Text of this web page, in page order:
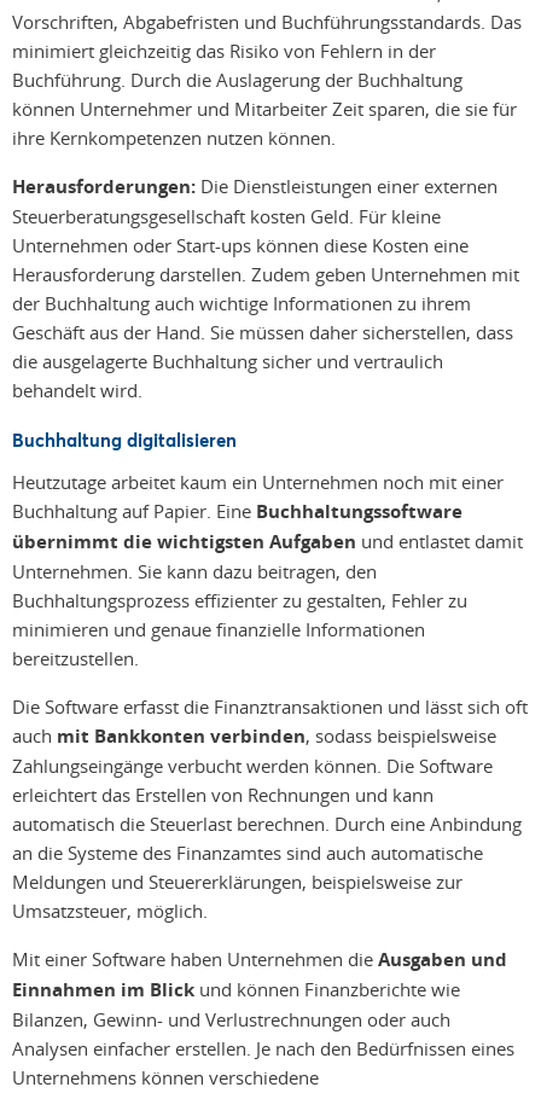
Vorschriften, Abgabefristen und Buchführungsstandards. Das
minimiert gleichzeitig das Risiko von Fehlern in der
Buchführung. Durch die Auslagerung der Buchhaltung
können Unternehmer und Mitarbeiter Zeit sparen, die sie für
ihre Kernkompetenzen nutzen können.
Herausforderungen: Die Dienstleistungen einer externen
Steuerberatungsgesellschaft kosten Geld. Für kleine
Unternehmen oder Start-ups können diese Kosten eine
Herausforderung darstellen. Zudem geben Unternehmen mit
der Buchhaltung auch wichtige Informationen zu ihrem
Geschäft aus der Hand. Sie müssen daher sicherstellen, dass
die ausgelagerte Buchhaltung sicher und vertraulich
behandelt wird.
Buchhaltung digitalisieren
Heutzutage arbeitet kaum ein Unternehmen noch mit einer
Buchhaltung auf Papier. Eine Buchhaltungssoftware
übernimmt die wichtigsten Aufgaben und entlastet damit
Unternehmen. Sie kann dazu beitragen, den
Buchhaltungsprozess effizienter zu gestalten, Fehler zu
minimieren und genaue finanzielle Informationen
bereitzustellen.
Die Software erfasst die Finanztransaktionen und lässt sich oft
auch mit Bankkonten verbinden, sodass beispielsweise
Zahlungseingänge verbucht werden können. Die Software
erleichtert das Erstellen von Rechnungen und kann
automatisch die Steuerlast berechnen. Durch eine Anbindung
an die Systeme des Finanzamtes sind auch automatische
Meldungen und Steuererklärungen, beispielsweise zur
Umsatzsteuer, möglich.
Mit einer Software haben Unternehmen die Ausgaben und
Einnahmen im Blick und können Finanzberichte wie
Bilanzen, Gewinn- und Verlustrechnungen oder auch
Analysen einfacher erstellen. Je nach den Bedürfnissen eines
Unternehmens können verschiedene